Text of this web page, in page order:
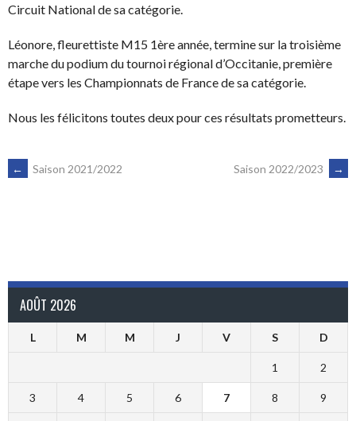
Circuit National de sa catégorie.
Léonore, fleurettiste M15 1ère année, termine sur la troisième
marche du podium du tournoi régional d’Occitanie, première
étape vers les Championnats de France de sa catégorie.
Nous les félicitons toutes deux pour ces résultats prometteurs.
NAVIGATION
← Saison 2021/2022 Saison 2022/2023 →
AOÛT 2026
L M M J V S D
1 2
3 4 5 6 7 8 9